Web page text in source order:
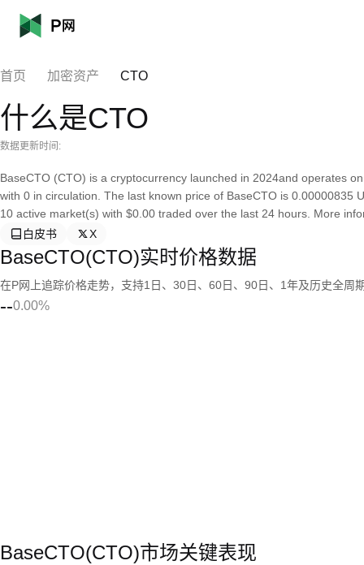
首页 加密资产 CTO
什么是CTO
数据更新时间:
BaseCTO (CTO) is a cryptocurrency launched in 2024and operates
with 0 in circulation. The last known price of BaseCTO is
10 active market(s) with $0.00 traded over the last 24 hours. More
白皮书
X
BaseCTO(CTO)实时价格数据
在P网上追踪价格走势，支持1日、30日、60日、90日、1年及历史全周
--0.00%
BaseCTO(CTO)市场关键表现